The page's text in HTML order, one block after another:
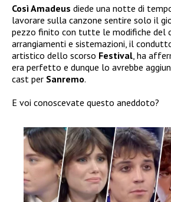
Così Amadeus diede una notte di
lavorare sulla canzone sentire solo il
pezzo finito con tutte le modifiche del
arrangiamenti e sistemazioni, il
artistico dello scorso Festival , ha
era perfetto e dunque lo avrebbe
cast per Sanremo.
E voi conoscevate questo aneddoto?